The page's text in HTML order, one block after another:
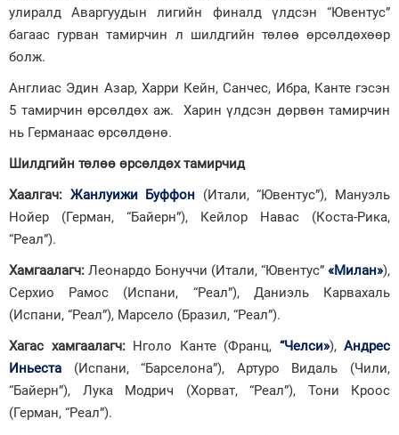
улиралд Аваргуудын лигийн финалд үлдсэн “Ювентус”
багаас гурван тамирчин л шилдгийн төлөө өрсөлдөхөөр
болж.
Англиас Эдин Азар, Харри Кейн, Санчес, Ибра, Канте гэсэн
5 тамирчин өрсөлдөх аж. Харин үлдсэн дөрвөн тамирчин
нь Германаас өрсөлдөнө.
Шилдгийн төлөө өрсөлдөх тамирчид
Хаалгач: Жанлуижи Буффон (Итали, “Ювентус”), Мануэль
Нойер (Герман, “Байерн”), Кейлор Навас (Коста-Рика,
“Реал”).
Хамгаалагч: Леонардо Бонуччи (Итали, “Ювентус” «Милан»),
Серхио Рамос (Испани, “Реал”), Даниэль Карвахаль
(Испани, “Реал”), Марсело (Бразил, “Реал”).
Хагас хамгаалагч:Нголо Канте (Франц, “Челси»), Андрес
Иньеста (Испани, “Барселона”), Артуро Видаль (Чили,
“Байерн”), Лука Модрич (Хорват, “Реал”), Тони Кроос
(Герман, “Реал”).